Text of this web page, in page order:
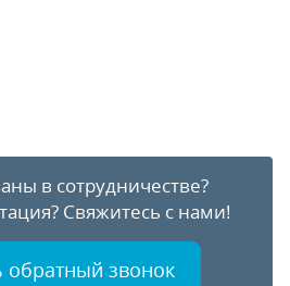
в сотрудничестве?
Свяжитесь с нами!
обратный звонок